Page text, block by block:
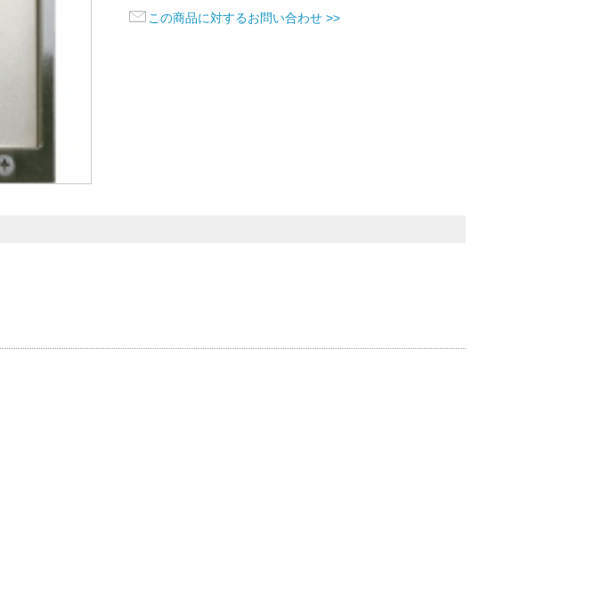
この商品に対するお問い合わせ >>